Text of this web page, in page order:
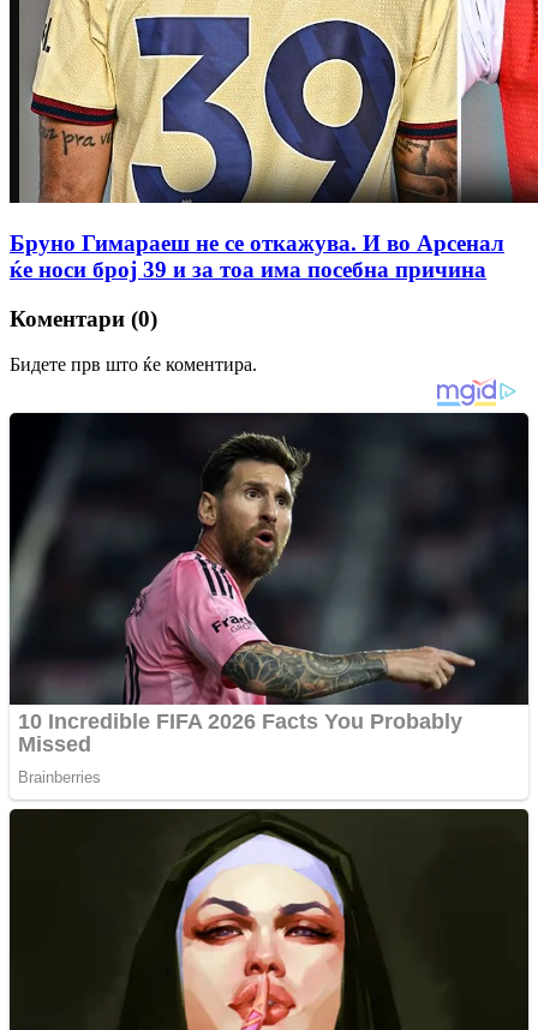
Бруно Гимараеш не се откажува. И во Арсенал
ќе носи број 39 и за тоа има посебна причина
Коментари (0)
Бидете прв што ќе коментира.